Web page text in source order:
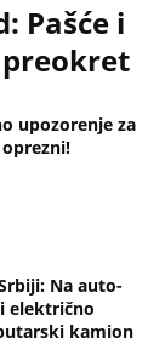
upozorenje za
Na auto-
električno
kamion
Pašće i